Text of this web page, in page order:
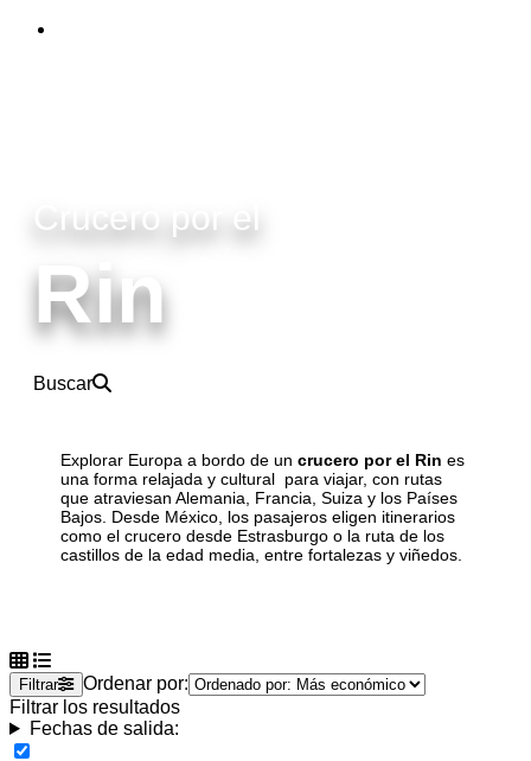
Crucero por el
Rin
Buscar
Explorar Europa a bordo de uncrucero por el Rin es
una forma relajada y cultural para viajar, con rutas
que atraviesan Alemania, Francia, Suiza y los Países
Bajos. Desde México, los pasajeros eligen itinerarios
como el crucero desde Estrasburgo o la ruta de los
castillos de la edad media, entre fortalezas y viñedos.
Filtrar
Ordenar por:
Filtrar los resultados
Fechas de salida: